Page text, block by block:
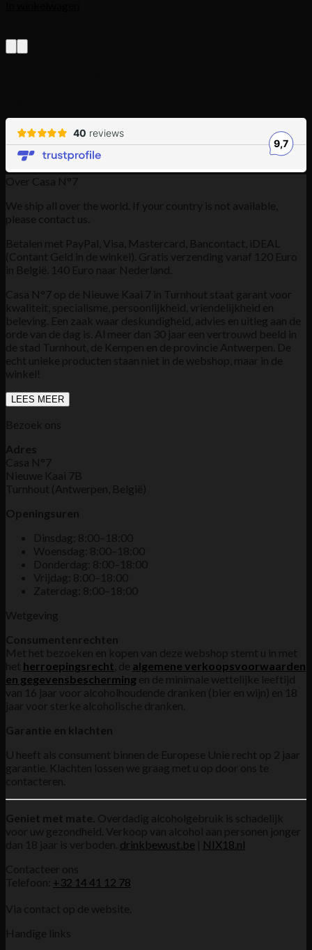
Over Casa N°7
We ship all over the world. If your country is not available,
please contact us.
Betalen met PayPal, Visa, Mastercard, Bancontact, iDEAL
(Contant Geld in de winkel). Gratis verzending vanaf 120 Euro
in België. 140 Euro naar Nederland.
Casa N°7 op de Nieuwe Kaai 7 in Turnhout staat garant voor
kwaliteit, specialisme, persoonlijkheid, vriendelijkheid en
beleving. Een zaak waar deskundigheid, advies en uitleg aan de
orde van de dag is. Al meer dan 30 jaar een vertrouwd beeld in
de stad Turnhout, de Kempen en de provincie Antwerpen. De
echt unieke producten staan niet in de webshop, maar in de
winkel!
LEES MEER
Bezoek ons
Adres
Casa N°7
Nieuwe Kaai 7B
Turnhout (Antwerpen, België)
Openingsuren
Dinsdag: 8:00–18:00
Woensdag: 8:00–18:00
Donderdag: 8:00–18:00
Vrijdag: 8:00–18:00
Zaterdag: 8:00–18:00
Wetgeving
Consumentenrechten
Met het bezoeken en kopen van deze webshop stemt u in met
het herroepingsrecht , de algemene verkoopsvoorwaarden
en gegevensbescherming en de minimale wettelijke leeftijd
van 16 jaar voor alcoholhoudende dranken (bier en wijn) en 18
jaar voor sterke alcoholische dranken.
Garantie en klachten
U heeft als consument binnen de Europese Unie recht op 2 jaar
garantie. Klachten lossen we graag met u op door ons te
contacteren.
Geniet met mate. Overdadig alcoholgebruik is schadelijk
voor uw gezondheid. Verkoop van alcohol aan personen jonger
dan 18 jaar is verboden. drinkbewust.be
NIX18.nl
Contacteer ons
Telefoon: +32 14 41 12 78
Via contact op de website.
Handige links